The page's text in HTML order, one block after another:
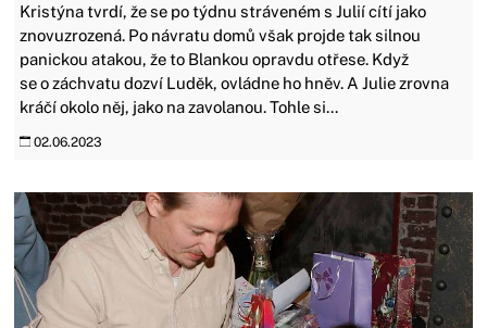
Kristýna tvrdí, že se po týdnu stráveném s Julií cítí jako
znovuzrozená. Po návratu domů však projde tak silnou
panickou atakou, že to Blankou opravdu otřese. Když
se o záchvatu dozví Luděk, ovládne ho hněv. A Julie zrovna
kráčí okolo něj, jako na zavolanou. Tohle si...
02.06.2023